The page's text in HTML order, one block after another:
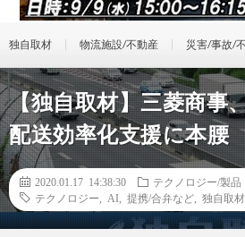
独自取材 物流施設/不動産 災害/事故/
【独自取材】三菱商事
配送効率化支援に本腰
2020.01.17 14:38:30
テクノロジー/製品
テクノロジー
AI 提携/合弁など 独自取材